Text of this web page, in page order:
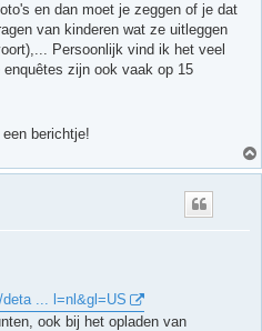
en dan moet je zeggen of je dat
van kinderen wat ze uitleggen
Persoonlijk vind ik het veel
zijn ook vaak op 15
berichtje!
... l=nl&gl=US
ook bij het opladen van